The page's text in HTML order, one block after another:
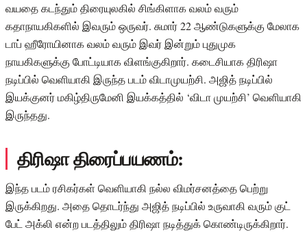
வயதை கடந்தும் திரையுலகில் சிங்கிளாக வலம் வரும்
கதாநாயகிகளில் இவரும் ஒருவர். சுமார் 22 ஆண்டுகளுக்கு மேலாக
டாப் ஹீரோயினாக வலம் வரும் இவர் இன்றும் புதுமுக
நாயகிகளுக்கு போட்டியாக விளங்குகிறார். கடைசியாக திரிஷா
நடிப்பில் வெளியாகி இருந்த படம் விடாமுயற்சி. அஜித் நடிப்பில்
இயக்குனர் மகிழ்திருமேனி இயக்கத்தில் ‘விடா முயற்சி’ வெளியாகி
இருந்தது.
திரிஷா திரைப்பயணம்:
இந்த படம் ரசிகர்கள் வெளியாகி நல்ல விமர்சனத்தை பெற்று
இருக்கிறது. அதை தொடர்ந்து அஜித் நடிப்பில் உருவாகி வரும் குட்
பேட் அக்லி என்ற படத்திலும் திரிஷா நடித்துக் கொண்டிருக்கிறார்.